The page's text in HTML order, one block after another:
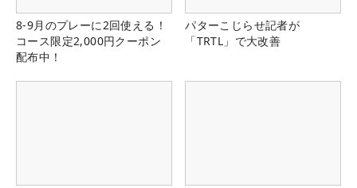
8-9月のプレーに2回使える！
コース限定2,000円クーポン
配布中！
パターこじらせ記者が
「TRTL」で大改善